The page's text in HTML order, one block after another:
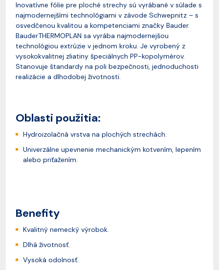
Inovatívne fólie pre ploché strechy sú vyrábané v súlade s
najmodernejšími technológiami v závode Schwepnitz – s
osvedčenou kvalitou a kompetenciami značky Bauder.
BauderTHERMOPLAN sa vyrába najmodernejšou
technológiou extrúzie v jednom kroku. Je vyrobený z
vysokokvalitnej zliatiny špeciálnych PP-kopolymérov.
Stanovuje štandardy na poli bezpečnosti, jednoduchosti
realizácie a dlhodobej životnosti.
Oblasti použitia:
Hydroizolačná vrstva na plochých strechách.
Univerzálne upevnenie mechanickým kotvením, lepením
alebo priťažením.
Benefity
Kvalitný nemecký výrobok.
Dlhá životnosť.
Vysoká odolnosť.